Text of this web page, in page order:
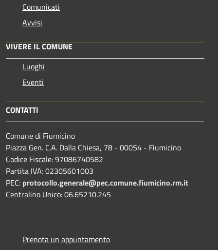
Comunicati
Avvisi
VIVERE IL COMUNE
Luoghi
Eventi
CONTATTI
Comune di Fiumicino
Piazza Gen. C.A. Dalla Chiesa, 78 - 00054 - Fiumicino
Codice Fiscale: 97086740582
Partita IVA: 02305601003
PEC: protocollo.generale@pec.comune.fiumicino.rm.it
Centralino Unico: 06.65210.245
Prenota un appuntamento